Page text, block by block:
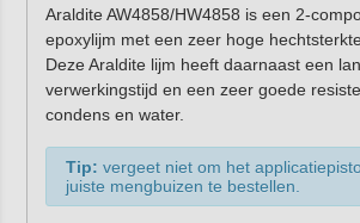
Araldite AW4858/HW4858 is een 2-
epoxylijm met een zeer hoge
Deze Araldite lijm heeft daarnaast een
verwerkingstijd en een zeer goede
condens en water.
Tip: vergeet niet om het
juiste mengbuizen te bestellen.